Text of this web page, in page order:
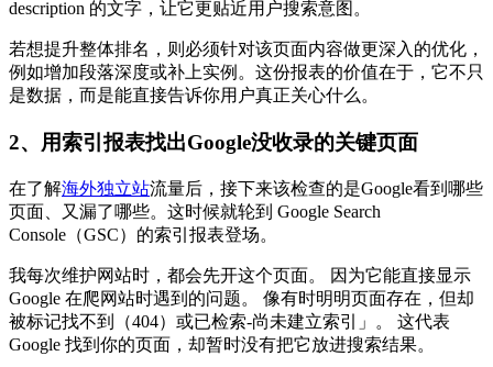
description 的文字，让它更贴近用户搜索意图。
若想提升整体排名，则必须针对该页面内容做更深入的优化，
例如增加段落深度或补上实例。这份报表的价值在于，它不只
是数据，而是能直接告诉你用户真正关心什么。
2、用索引报表找出Google没收录的关键页面
在了解海外独立站流量后，接下来该检查的是Google看到哪些
页面、又漏了哪些。这时候就轮到 Google Search
Console（GSC）的索引报表登场。
我每次维护网站时，都会先开这个页面。 因为它能直接显示
Google 在爬网站时遇到的问题。 像有时明明页面存在，但却
被标记找不到（404）或已检索-尚未建立索引」。 这代表
Google 找到你的页面，却暂时没有把它放进搜索结果。